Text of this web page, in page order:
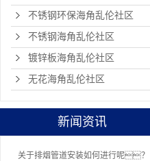
不锈钢环保海角乱伦社区
不锈钢海角乱伦社区
镀锌板海角乱伦社区
无花海角乱伦社区
新闻资讯
关于排烟管道安装如何进行呢？